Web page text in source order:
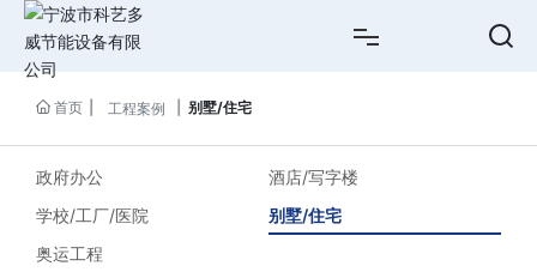
网站首页
关于我们
产品中心
首页 工程案例 别墅/住宅
政府办公
酒店/写字楼
学校/工厂/医院
别墅/住宅
奥运工程